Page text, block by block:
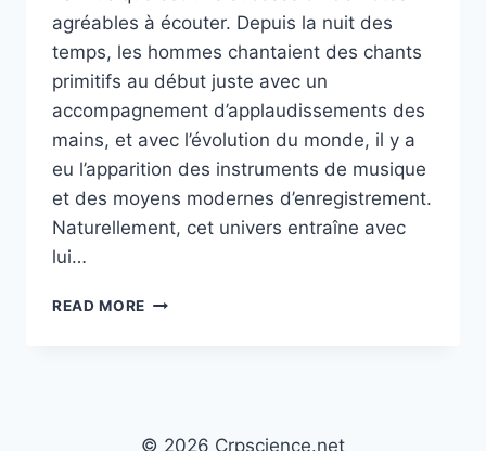
agréables à écouter. Depuis la nuit des
temps, les hommes chantaient des chants
primitifs au début juste avec un
accompagnement d’applaudissements des
mains, et avec l’évolution du monde, il y a
eu l’apparition des instruments de musique
et des moyens modernes d’enregistrement.
Naturellement, cet univers entraîne avec
lui…
READ MORE MUSIQUE
CONCERNANT
© 2026 Crpscience.net